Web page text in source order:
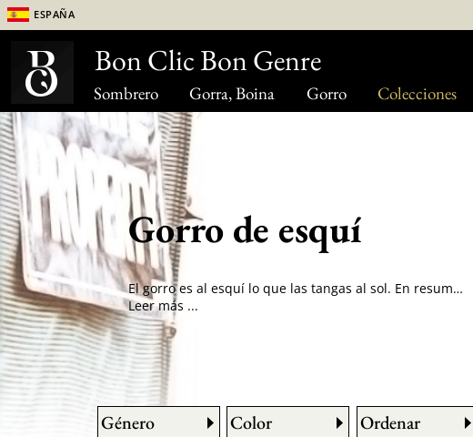
Sombrero Gorra, Boina Gorro Colecciones
España
Gorro de esquí
El gorro es al esquí lo que las tangas al sol. En resumen, indispensable. El gorro de esquí se ha convertido desde hace algunos años en un accesorio de moda a tiempo completo, y las estaciones de esquí se han transformado en podios gigantes por donde desfilan los modelos más de moda. Es tiempo de escoger el gorro más guapo para que te acompañe todo el invierno.
Leer más ...
Género Color Ordenar
Bon Clic Bon Genre